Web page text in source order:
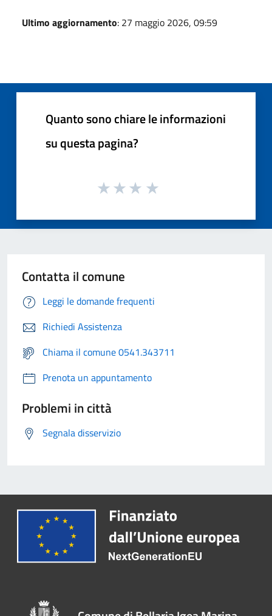
Ultimo aggiornamento: 27 maggio 2026, 09:59
Quanto sono chiare le informazioni
su questa pagina?
Contatta il comune
Leggi le domande frequenti
Richiedi Assistenza
Chiama il comune 0541.343711
Prenota un appuntamento
Problemi in città
Segnala disservizio